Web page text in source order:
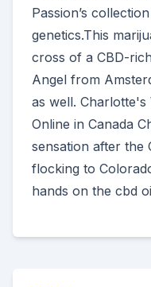
Passion’s
genetics.This
cross of a CBD-
Angel from
as well. Charlotte's
Online in Canada
sensation after the
flocking to
hands on the cbd